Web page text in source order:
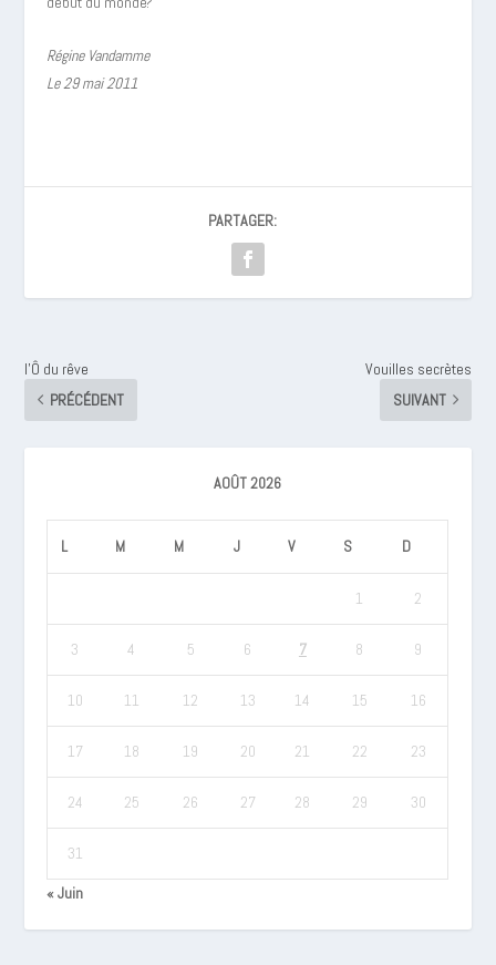
Régine Vandamme
Le 29 mai 2011
PARTAGER:
l’Ô du rêve
PRÉCÉDENT
Vouilles secrètes
SUIVANT
AOÛT 2026
L M M J V S D
1 2
3 4 5 6 7 8 9
10 11 12 13 14 15 16
17 18 19 20 21 22 23
24 25 26 27 28 29 30
31
« Juin